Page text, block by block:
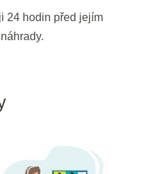
24 hodin před jejím